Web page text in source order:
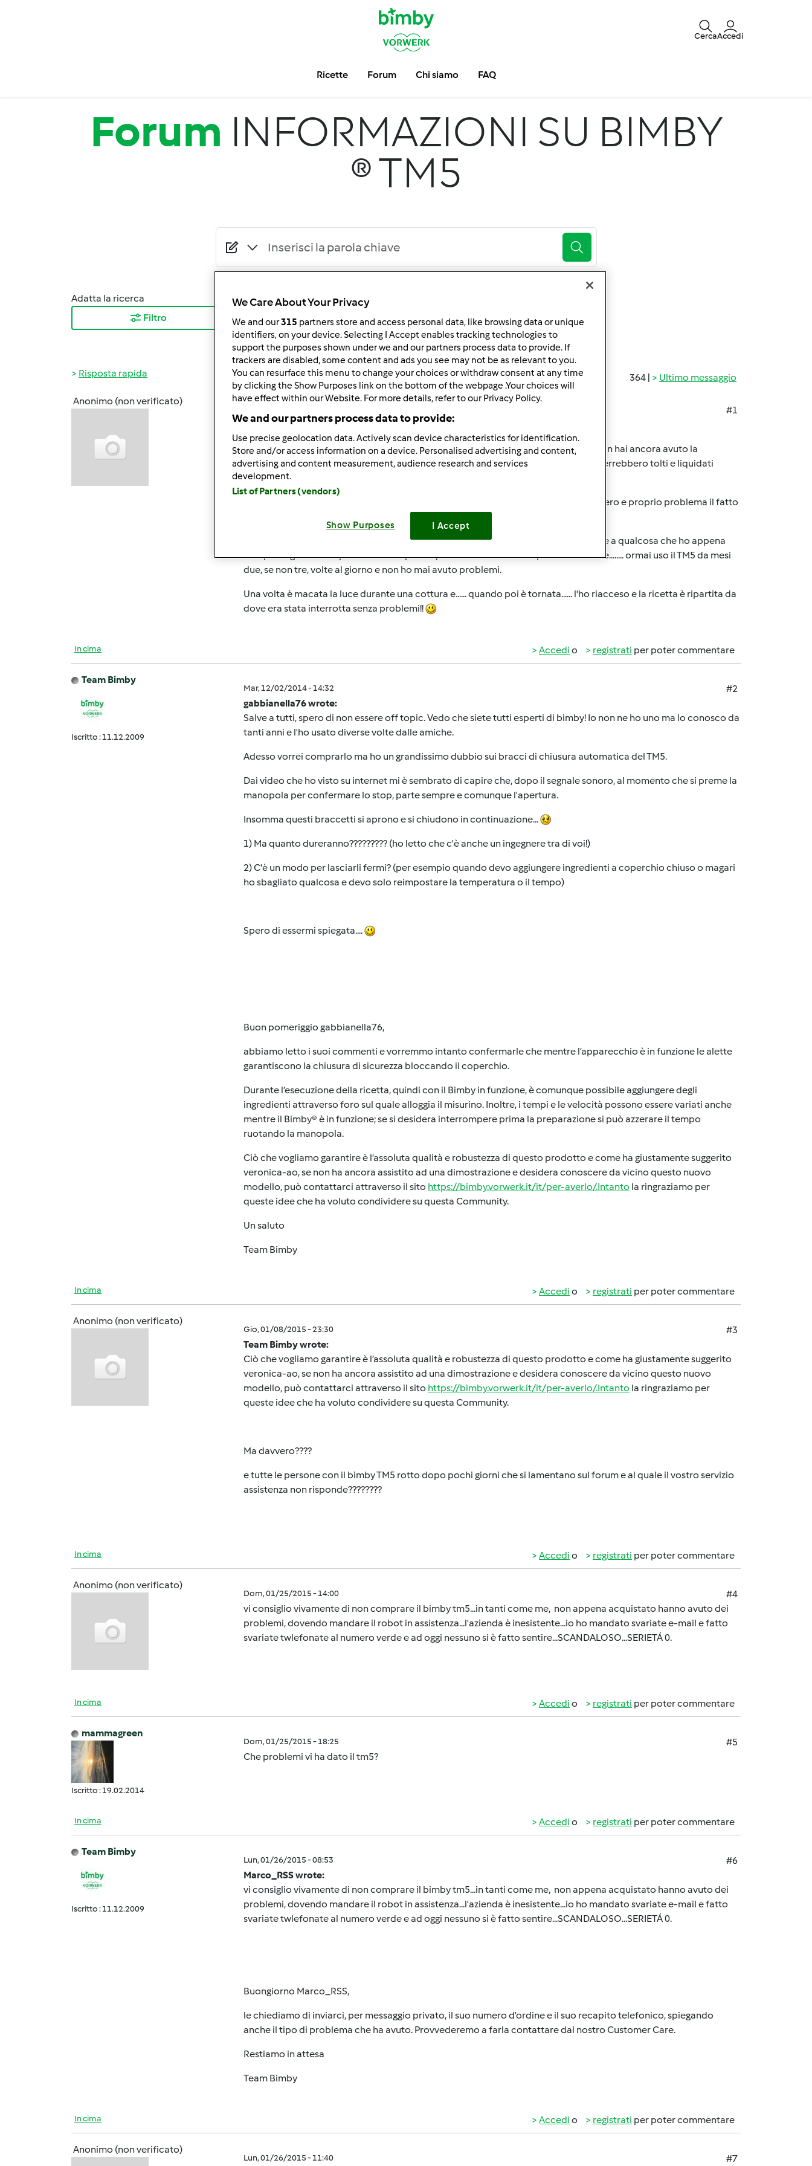
CercaAccedi
Ricette Forum Chi siamo FAQ
Forum INFORMAZIONI SU BIMBY
® TM5
Adatta la ricerca
Filtro
Ordina per:
I risultati più recenti
10
364 | Ultimo messaggio
Risposta rapida
Anonimo (non verificato)
#1
ciao gabbianella,
ho letto i tuoi ultimi post e da quello che hai scritto mi da tanto la sensazione che non hai ancora avuto la
possibilità di vedere una demo sul nuovo TM5 e molti tuoi dubbi probabilmente ti verrebbero tolti e liquidati
proprio da un'incaricata!
Cmq...... ritornando al discorso del topic........ non so, personalmente non lo vedo un vero e proprio problema il fatto
che il sistema di sblocco non sia gestito in maniera manuale.
Personalmente vedo sempre il bicchiere mezzo pieno e quindi non mi piace pensare a qualcosa che ho appena
comprato già con dei problemi. Me li porrò quando realmente mi si presenteranno e........ ormai uso il TM5 da mesi
due, se non tre, volte al giorno e non ho mai avuto problemi.
Una volta è macata la luce durante una cottura e...... quando poi è tornata...... l'ho riacceso e la ricetta è ripartita da
dove era stata interrotta senza problemi!!
In cima Accedi o registrati per poter commentare
Team Bimby
Iscritto : 11.12.2009
Mar, 12/02/2014 - 14:32
#2
gabbianella76 wrote:
Salve a tutti, spero di non essere off topic. Vedo che siete tutti esperti di bimby! Io non ne ho uno ma lo conosco da
tanti anni e l'ho usato diverse volte dalle amiche.
Adesso vorrei comprarlo ma ho un grandissimo dubbio sui bracci di chiusura automatica del TM5.
Dai video che ho visto su internet mi è sembrato di capire che, dopo il segnale sonoro, al momento che si preme la
manopola per confermare lo stop, parte sempre e comunque l'apertura.
Insomma questi braccetti si aprono e si chiudono in continuazione...
1) Ma quanto dureranno????????? (ho letto che c'è anche un ingegnere tra di voi!)
2) C'è un modo per lasciarli fermi? (per esempio quando devo aggiungere ingredienti a coperchio chiuso o magari
ho sbagliato qualcosa e devo solo reimpostare la temperatura o il tempo)
Spero di essermi spiegata....
Buon pomeriggio gabbianella76,
abbiamo letto i suoi commenti e vorremmo intanto confermarle che mentre l’apparecchio è in funzione le alette
garantiscono la chiusura di sicurezza bloccando il coperchio.
Durante l’esecuzione della ricetta, quindi con il Bimby in funzione, è comunque possibile aggiungere degli
ingredienti attraverso foro sul quale alloggia il misurino. Inoltre, i tempi e le velocità possono essere variati anche
mentre il Bimby® è in funzione; se si desidera interrompere prima la preparazione si può azzerare il tempo
ruotando la manopola.
Ciò che vogliamo garantire è l’assoluta qualità e robustezza di questo prodotto e come ha giustamente suggerito
veronica-ao, se non ha ancora assistito ad una dimostrazione e desidera conoscere da vicino questo nuovo
modello, può contattarci attraverso il sito https://bimby.vorwerk.it/it/per-averlo/.Intanto la ringraziamo per
queste idee che ha voluto condividere su questa Community.
Un saluto
Team Bimby
In cima Accedi o registrati per poter commentare
Anonimo (non verificato)
Gio, 01/08/2015 - 23:30
#3
Team Bimby wrote:
Ciò che vogliamo garantire è l’assoluta qualità e robustezza di questo prodotto e come ha giustamente suggerito
veronica-ao, se non ha ancora assistito ad una dimostrazione e desidera conoscere da vicino questo nuovo
modello, può contattarci attraverso il sito https://bimby.vorwerk.it/it/per-averlo/.Intanto la ringraziamo per
queste idee che ha voluto condividere su questa Community.
Ma davvero????
e tutte le persone con il bimby TM5 rotto dopo pochi giorni che si lamentano sul forum e al quale il vostro servizio
assistenza non risponde????????
In cima Accedi o registrati per poter commentare
Anonimo (non verificato)
Dom, 01/25/2015 - 14:00
#4
vi consiglio vivamente di non comprare il bimby tm5...in tanti come me, non appena acquistato hanno avuto dei
problemi, dovendo mandare il robot in assistenza...l'azienda è inesistente...io ho mandato svariate e-mail e fatto
svariate twlefonate al numero verde e ad oggi nessuno si è fatto sentire...SCANDALOSO...SERIETÁ 0.
In cima Accedi o registrati per poter commentare
mammagreen
Iscritto : 19.02.2014
Dom, 01/25/2015 - 18:25
#5
Che problemi vi ha dato il tm5?
In cima Accedi o registrati per poter commentare
Team Bimby
Iscritto : 11.12.2009
Lun, 01/26/2015 - 08:53
#6
Marco_RSS wrote:
vi consiglio vivamente di non comprare il bimby tm5...in tanti come me, non appena acquistato hanno avuto dei
problemi, dovendo mandare il robot in assistenza...l'azienda è inesistente...io ho mandato svariate e-mail e fatto
svariate twlefonate al numero verde e ad oggi nessuno si è fatto sentire...SCANDALOSO...SERIETÁ 0.
Buongiorno Marco_RSS,
le chiediamo di inviarci, per messaggio privato, il suo numero d’ordine e il suo recapito telefonico, spiegando
anche il tipo di problema che ha avuto. Provvederemo a farla contattare dal nostro Customer Care.
Restiamo in attesa
Team Bimby
In cima Accedi o registrati per poter commentare
Anonimo (non verificato)
Lun, 01/26/2015 - 11:40 #7
We Care About Your Privacy
We and our315 partners store and access personal data, like browsing data or unique
identifiers, on your device. Selecting I Accept enables tracking technologies to
support the purposes shown under we and our partners process data to provide. If
trackers are disabled, some content and ads you see may not be as relevant to you.
You can resurface this menu to change your choices or withdraw consent at any time
by clicking the Show Purposes link on the bottom of the webpage .Your choices will
have effect within our Website. For more details, refer to our Privacy Policy.
We and our partners process data to provide:
Use precise geolocation data. Actively scan device characteristics for identification.
Store and/or access information on a device. Personalised advertising and content,
advertising and content measurement, audience research and services
development.
List of Partners (vendors)
Show Purposes I Accept